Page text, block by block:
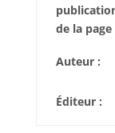
de la page
Auteur :
Éditeur :